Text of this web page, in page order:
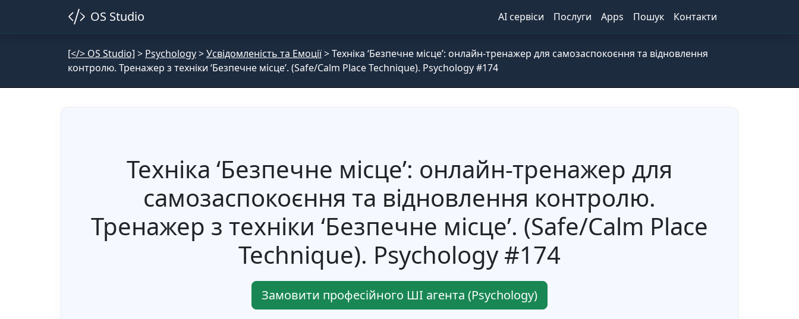
OS Studio AI сервіси Послуги Apps Пошук Контакти
[</> OS Studio] > Psychology>Усвідомленість та Емоції>Техніка ‘Безпечне місце’: онлайн-тренажер для самозаспокоєння та відновлення
контролю. Тренажер з техніки ‘Безпечне місце’. (Safe/Calm Place Technique). Psychology #174
Техніка ‘Безпечне місце’: онлайн-тренажер для
самозаспокоєння та відновлення контролю.
Тренажер з техніки ‘Безпечне місце’. (Safe/Calm Place
Technique). Psychology #174
Замовити професійного ШІ агента (Psychology)